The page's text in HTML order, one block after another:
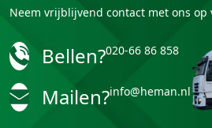
Neem vrijblijvend contact met ons op
Bellen?020-66 86 858
Mailen?info@heman.nl